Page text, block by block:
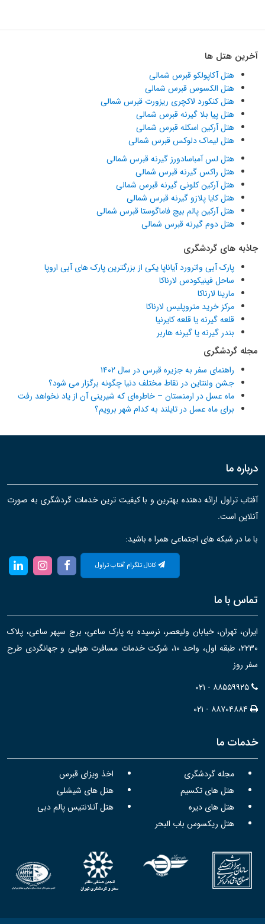
آخرین هتل ها
هتل آکاپولکو قبرس شمالی
هتل الکسوس قبرس شمالی
هتل کنکورد لاکچری ریزورت قبرس شمالی
هتل پیا بلا گیرنه قبرس شمالی
هتل آرکین اسکله قبرس شمالی
هتل لیماک دلوکس قبرس شمالی
هتل لس آمباسادورز گیرنه قبرس شمالی
هتل راکس گیرنه قبرس شمالی
هتل آرکین کلونی گیرنه قبرس شمالی
هتل کایا پلازو گیرنه قبرس شمالی
هتل آرکین پالم بیچ فاماگوستا قبرس شمالی
هتل دوم گیرنه قبرس شمالی
جاذبه های گردشگری
پارک آبی واترورد آیاناپا یکی از بزرگترین پارک های آبی اروپا
ساحل فینیکودس لارناکا
مارینا لارناکا
مرکز خرید متروپلیس لارناکا
قلعه گیرنه یا قلعه کایرنیا
بندر گیرنه یا گیرنه هاربر
مجله گردشگری
راهنمای سفر به جزیره قبرس در سال ۱۴۰۲
جشن ولنتاین در نقاط مختلف دنیا چگونه برگزار می شود؟
ماه عسل در ارمنستان – خاطره‌ای که شیرینی آن از یاد نخواهد رفت
برای ماه عسل در تایلند به کدام شهر برویم؟
درباره ما
آفتاب تراول ارائه دهنده بهترین و با کیفیت ترین خدمات گردشگری به صورت
آنلاین است.
با ما در شبکه های اجتماعی همرا ه باشید:
کانال تلگرام آفتاب تراول
تماس با ما
ایران، تهران، خیابان ولیعصر، نرسیده به پارک ساعی، برج سپهر ساعی، پلاک
۲۲۳۰، طبقه اول، واحد ۱۰، شرکت خدمات مسافرت هوایی و جهانگردی طرح
سفر روز
۰۲۱ - ۸۸۵۵۹۹۲۵
۰۲۱ - ۸۸۷۰۴۸۸۴
خدمات ما
مجله گردشگری
اخذ ویزای قبرس
هتل های تکسیم
هتل های شیشلی
هتل های دیره
هتل آتلانتیس پالم دبی
هتل ریکسوس باب البحر